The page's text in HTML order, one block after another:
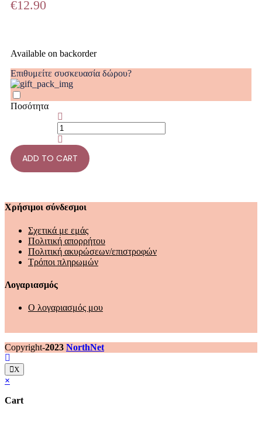
€12.90
Available on backorder
Επιθυμείτε συσκευασία δώρου?
Ποσότητα
ADD TO CART
Χρήσιμοι σύνδεσμοι
Σχετικά με εμάς
Πολιτική απορρήτου
Πολιτική ακυρώσεων/επιστροφών
Τρόποι πληρωμών
Λογαριασμός
Ο λογαριασμός μου
Copyright-2023 NorthNet
X
×
Cart